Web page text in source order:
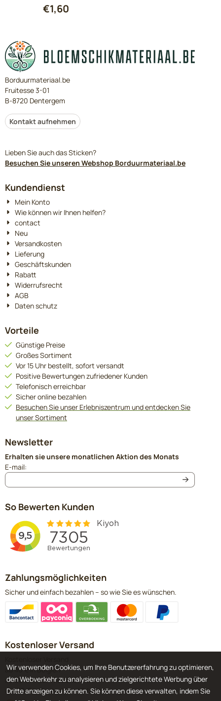
€1,60
Borduurmateriaal.be
Fruitesse 3-01
B-8720 Dentergem
Kontakt aufnehmen
Lieben Sie auch das Sticken?
Besuchen Sie unseren Webshop Borduurmateriaal.be
Kundendienst
Mein Konto
Wie können wir Ihnen helfen?
contact
Neu
Versandkosten
Lieferung
Geschäftskunden
Rabatt
Widerrufsrecht
AGB
Daten schutz
Vorteile
Günstige Preise
Großes Sortiment
Vor 15 Uhr bestellt, sofort versandt
Positive Bewertungen zufriedener Kunden
Telefonisch erreichbar
Sicher online bezahlen
Besuchen Sie unser Erlebniszentrum und entdecken Sie
unser Sortiment
Newsletter
Erhalten sie unsere monatlichen Aktion des Monats
E-mail:
So Bewerten Kunden
Zahlungsmöglichkeiten
Sicher und einfach bezahlen – so wie Sie es wünschen.
Kostenloser Versand
ab 40 € in Belgien
ab 60 € in den Niederlanden
ab 120 € in Deutschland & Luxemburg
Wir verwenden Cookies, um Ihre Benutzererfahrung zu optimieren,
den Webverkehr zu analysieren und zielgerichtete Werbung über
Dritte anzeigen zu können. Sie können diese verwalten, indem Sie